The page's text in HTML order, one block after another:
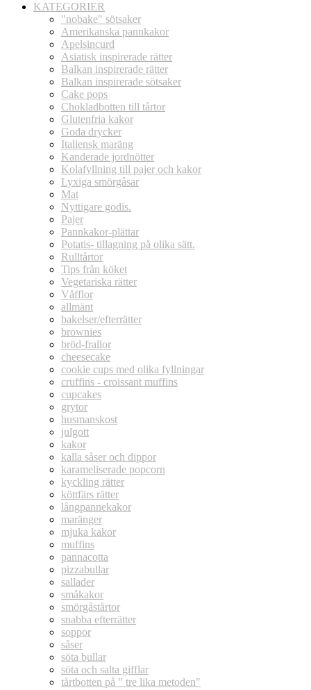
KATEGORIER
"nobake" sötsaker
Amerikanska pannkakor
Apelsincurd
Asiatisk inspirerade rätter
Balkan inspirerade rätter
Balkan inspirerade sötsaker
Cake pops
Chokladbotten till tårtor
Glutenfria kakor
Goda drycker
Italiensk maräng
Kanderade jordnötter
Kolafyllning till pajer och kakor
Lyxiga smörgåsar
Mat
Nyttigare godis.
Pajer
Pannkakor-plättar
Potatis- tillagning på olika sätt.
Rulltårtor
Tips från köket
Vegetariska rätter
Våfflor
allmänt
bakelser/efterrätter
brownies
bröd-frallor
cheesecake
cookie cups med olika fyllningar
cruffins - croissant muffins
cupcakes
grytor
husmanskost
julgott
kakor
kalla såser och dippor
karameliserade popcorn
kyckling rätter
köttfärs rätter
långpannekakor
maränger
mjuka kakor
muffins
pannacotta
pizzabullar
sallader
småkakor
smörgåstårtor
snabba efterrätter
soppor
såser
söta bullar
söta och salta gifflar
tårtbotten på " tre lika metoden"